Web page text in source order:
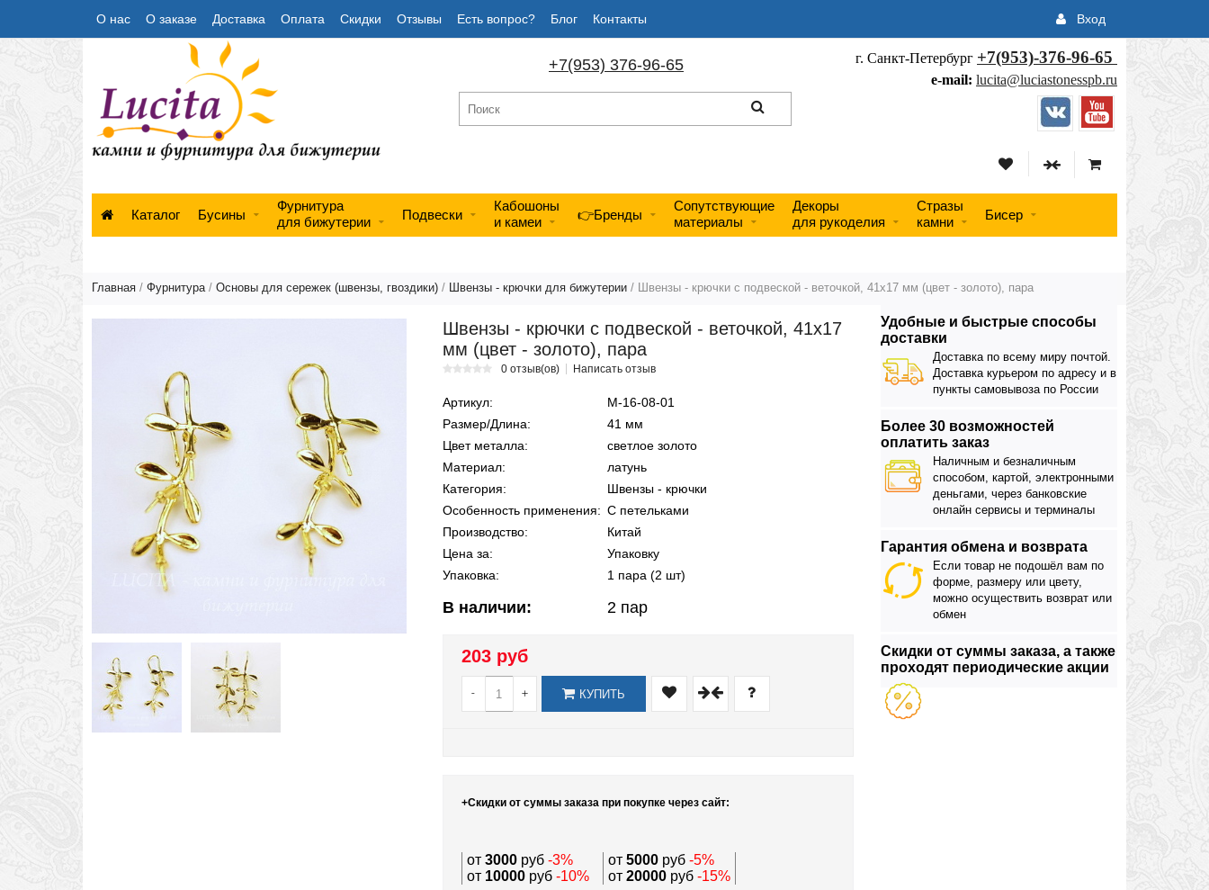
О нас О заказе Доставка Оплата Скидки Отзывы Есть вопрос? Блог Контакты Вход
г. Санкт-Петербург +7(953)-376-96-65
e-mail: lucita@luciastonesspb.ru
+7(953) 376-96-65
Каталог Бусины
Фурнитура
для бижутерии
Подвески
Кабошоны
и камеи
👉Бренды
Сопутствующие
материалы
Декоры
для рукоделия
Стразы
камни
Бисер
Главная / Фурнитура/ Основы для сережек (швензы, гвоздики) / Швензы - крючки для бижутерии / Швензы - крючки с подвеской - веточкой, 41х17 мм (цвет - золото), пара
Удобные и быстрые способы
доставки
Доставка по всему миру почтой.
Доставка курьером по адресу и в
пункты самовывоза по России
Более 30 возможностей
оплатить заказ
Наличным и безналичным
способом, картой, электронными
деньгами, через банковские
онлайн сервисы и терминалы
Гарантия обмена и возврата
Если товар не подошёл вам по
форме, размеру или цвету,
можно осуществить возврат или
обмен
Скидки от суммы заказа, а также
проходят периодические акции
Швензы - крючки с подвеской - веточкой, 41х17
мм (цвет - золото), пара
0 отзыв(ов) Написать отзыв
Артикул:
М-16-08-01
Размер/Длина:
41 мм
Цвет металла:
светлое золото
Материал:
латунь
Категория:
Швензы - крючки
Особенность применения: С петельками
Производство:
Китай
Цена за:
Упаковку
Упаковка:
1 пара (2 шт)
В наличии: 2 пар
203 руб
- + КУПИТЬ
+Скидки от суммы заказа при покупке через сайт:
от3000руб -3% от 5000руб-5%
от 10000руб -10% от 20000руб -15%